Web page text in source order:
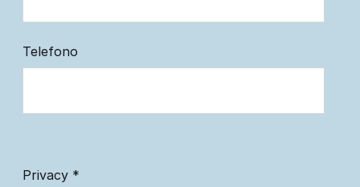
Telefono
Privacy *